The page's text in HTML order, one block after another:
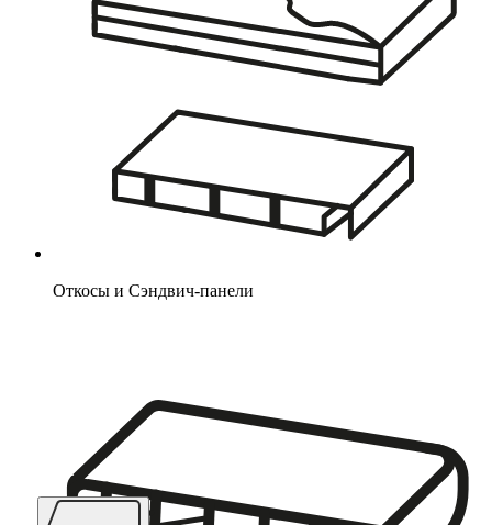
Откосы и Сэндвич-панели